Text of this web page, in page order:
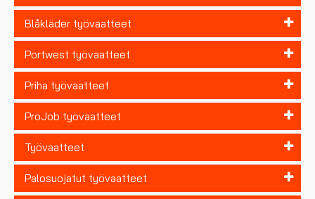
Blåkläder työvaatteet
Portwest työvaatteet
Priha työvaatteet
ProJob työvaatteet
Työvaatteet
Palosuojatut työvaatteet